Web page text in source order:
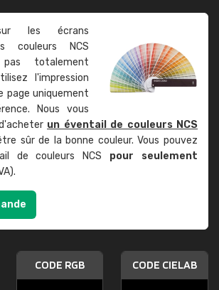
les écrans
couleurs NCS
pas totalement
l'impression
page uniquement
Nous vous
un éventail de couleurs NCS
sûr de la bonne couleur. Vous pouvez
de couleurs NCS pour seulement
CODE RGB CODE CIELAB